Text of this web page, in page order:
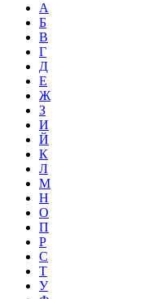
А
Б
В
Г
Д
Е
Ж
З
И
Й
К
Л
М
Н
О
П
Р
С
Т
У